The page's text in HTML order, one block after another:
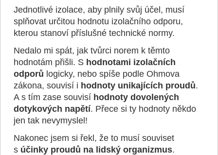
Jednotlivé izolace, aby plnily svůj účel, musí
splňovat určitou hodnotu izolačního odporu,
kterou stanoví příslušné technické normy.
Nedalo mi spát, jak tvůrci norem k těmto
hodnotám přišli. S hodnotami izolačních
odporů logicky, nebo spíše podle Ohmova
zákona, souvisí i hodnoty unikajících proudů.
A s tím zase souvisí hodnoty dovolených
dotykových napětí. Přece si ty hodnoty někdo
jen tak nevymyslel!
Nakonec jsem si řekl, že to musí souviset
s účinky proudů na lidský organizmus.